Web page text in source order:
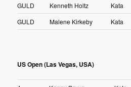
GULD Kenneth Holtz Kata
GULD
Malene Kirkeby Kata
US Open (Las Vegas, USA)